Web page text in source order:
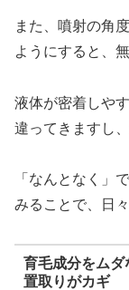
また、噴射の角
ようにすると、
液体が密着しや
違ってきますし
「なんとなく」
みることで、日
育毛成分をム
置取りがカギ